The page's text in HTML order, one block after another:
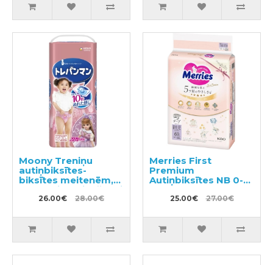
Moony Treniņu
autiņbiksītes-
biksītes meitenēm,
bērna pieradināšanai
tualetei BIG 12-22kg
26.00€ 28.00€
Merries First
Premium
Autiņbiksītes NB 0-
5kg 60gab
25.00€ 27.00€